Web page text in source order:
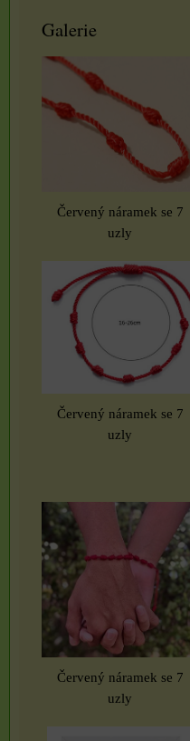
Galerie
Červený náramek se 7
uzly
Červený náramek se 7
uzly
Červený náramek se 7
uzly